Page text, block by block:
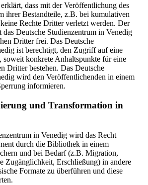
dass mit der Veröffentlichung des
ihrer Bestandteile, z.B. bei kumulativen
Rechte Dritter verletzt werden. Der
Deutsche Studienzentrum in Venedig
Dritter frei. Das Deutsche
ist berechtigt, den Zugriff auf eine
soweit konkrete Anhaltspunkte für eine
Dritter bestehen. Das Deutsche
wird den Veröffentlichenden in einem
informieren.
und Transformation in
in Venedig wird das Recht
durch die Bibliothek in einem
und bei Bedarf (z.B. Migration,
Zugänglichkeit, Erschließung) in andere
Formate zu überführen und diese